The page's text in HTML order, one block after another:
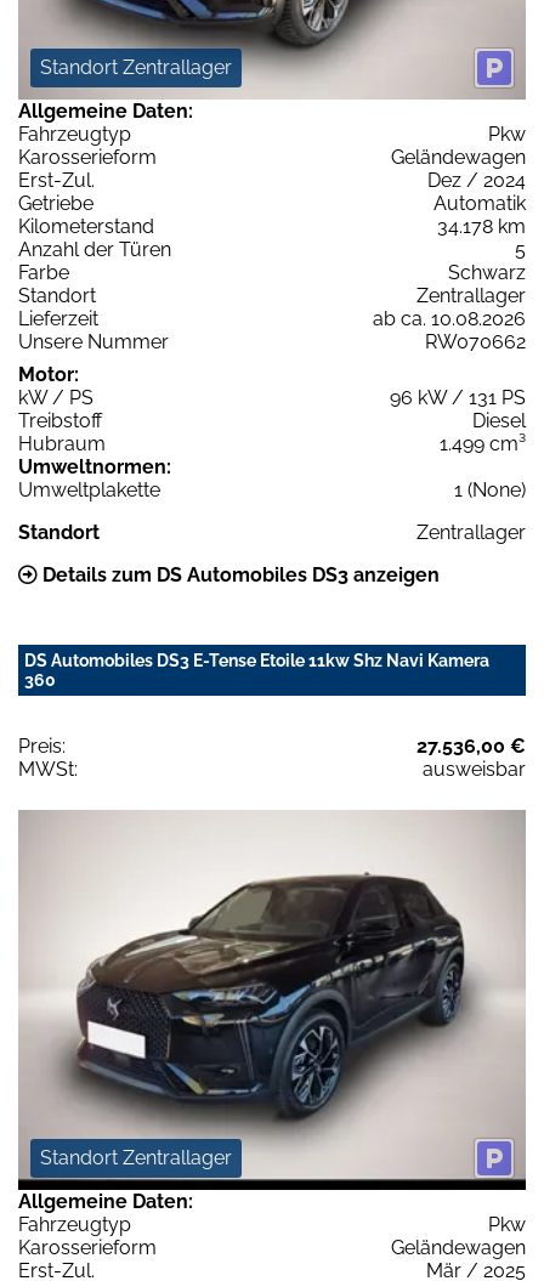
Standort Zentrallager
Allgemeine Daten:
Fahrzeugtyp
Pkw
Karosserieform
Geländewagen
Erst-Zul.
Dez / 2024
Getriebe
Automatik
Kilometerstand
34.178 km
Anzahl der Türen
5
Farbe
Schwarz
Standort
Zentrallager
Lieferzeit
ab ca. 10.08.2026
Unsere Nummer
RW070662
Motor:
kW / PS
96 kW / 131 PS
Treibstoff
Diesel
Hubraum
1.499 cm³
Umweltnormen:
Umweltplakette
1 (None)
Standort
Zentrallager
Details zum DS Automobiles DS3 anzeigen
DS Automobiles DS3 E-Tense Etoile 11kw Shz Navi Kamera
360
Preis:
27.536,00 €
MWSt:
ausweisbar
Standort Zentrallager
Allgemeine Daten:
Fahrzeugtyp
Pkw
Karosserieform
Geländewagen
Erst-Zul.
Mär / 2025